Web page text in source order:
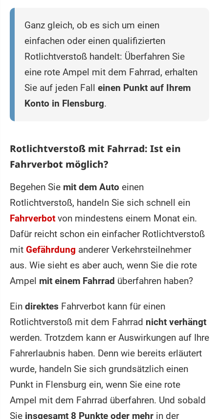
Ganz gleich, ob es sich um einen
einfachen oder einen qualifizierten
Rotlichtverstoß handelt: Überfahren Sie
eine rote Ampel mit dem Fahrrad, erhalten
Sie auf jeden Fall einen Punkt auf Ihrem
Konto in Flensburg.
Rotlichtverstoß mit Fahrrad: Ist ein
Fahrverbot möglich?
Begehen Sie mit dem Auto einen
Rotlichtverstoß, handeln Sie sich schnell ein
Fahrverbot von mindestens einem Monat ein.
Dafür reicht schon ein einfacher Rotlichtverstoß
mit Gefährdung anderer Verkehrsteilnehmer
aus. Wie sieht es aber auch, wenn Sie die rote
Ampel mit einem Fahrrad überfahren haben?
Ein direktes Fahrverbot kann für einen
Rotlichtverstoß mit dem Fahrrad nicht verhängt
werden. Trotzdem kann er Auswirkungen auf Ihre
Fahrerlaubnis haben. Denn wie bereits erläutert
wurde, handeln Sie sich grundsätzlich einen
Punkt in Flensburg ein, wenn Sie eine rote
Ampel mit dem Fahrrad überfahren. Und sobald
Sie insgesamt 8 Punkte oder mehr in der